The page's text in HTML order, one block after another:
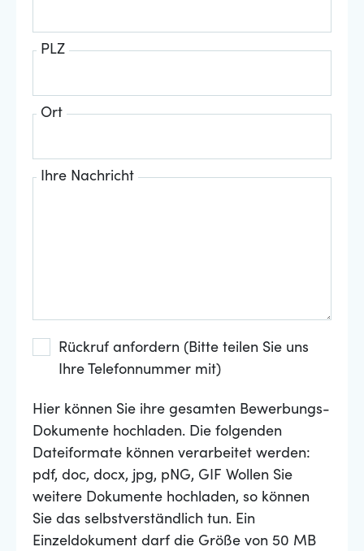
PLZ
Ort
Ihre Nachricht
Rückruf anfordern (Bitte teilen Sie uns
Ihre Telefonnummer mit)
Hier können Sie ihre gesamten Bewerbungs-
Dokumente hochladen. Die folgenden
Dateiformate können verarbeitet werden:
pdf, doc, docx, jpg, pNG, GIF Wollen Sie
weitere Dokumente hochladen, so können
Sie das selbstverständlich tun. Ein
Einzeldokument darf die Größe von 50 MB